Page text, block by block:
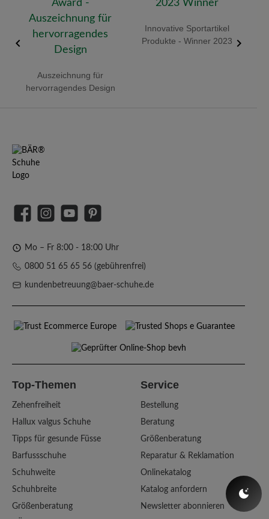
Auszeichnung für
hervorragendes Design
Innovative Sportartikel
Produkte - Winner 2023
FacebookInstagramYouTubePinterest
Mo – Fr 8:00 - 18:00 Uhr
0800 51 65 65 56 (gebührenfrei)
kundenbetreuung@baer-schuhe.de
Top-Themen
Zehenfreiheit
Hallux valgus Schuhe
Tipps für gesunde Füsse
Barfussschuhe
Schuhweite
Schuhbreite
Größenberatung
Service
Bestellung
Beratung
Größenberatung
Reparatur & Reklamation
Onlinekatalog
Katalog anfordern
Newsletter abonnieren